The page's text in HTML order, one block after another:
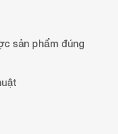
sản phẩm đúng